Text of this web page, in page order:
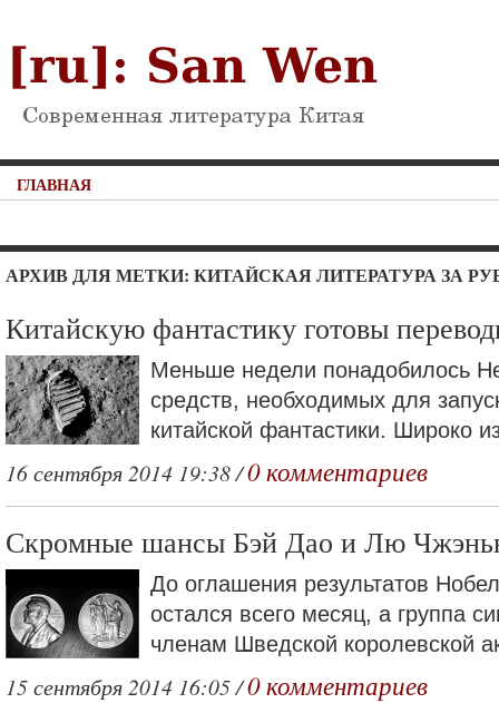
ГЛАВНАЯ
АРХИВ ДЛЯ МЕТКИ: КИТАЙСКАЯ ЛИТЕРАТУРА ЗА
Китайскую фантастику готовы
Меньше недели понадобилось
средств, необходимых для
китайской фантастики. Широко
16 сентября 2014 19:38 /0 комментариев
Скромные шансы Бэй Дао и Лю
До оглашения результатов
остался всего месяц, а группа
членам Шведской королевской
15 сентября 2014 16:05 /0 комментариев